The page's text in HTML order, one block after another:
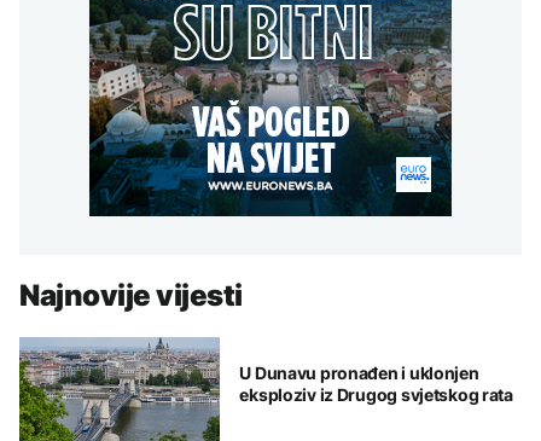
Najnovije vijesti
U Dunavu pronađen i uklonjen
eksploziv iz Drugog svjetskog rata